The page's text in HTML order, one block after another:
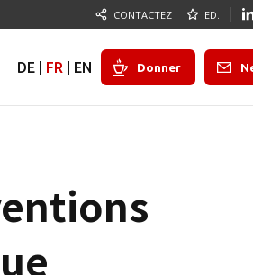
CONTACTEZ ED.
DE FR EN Donner